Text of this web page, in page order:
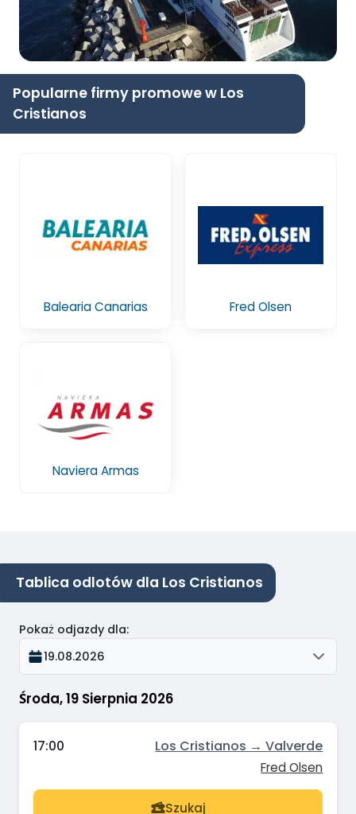
Popularne firmy promowe w Los
Cristianos
Balearia Canarias Fred Olsen
Naviera Armas
Tablica odlotów dla Los Cristianos
Środa, 19 Sierpnia 2026
Pokaż odjazdy dla:
19.08.2026
17:00 Los Cristianos → Valverde
Fred Olsen
Szukaj